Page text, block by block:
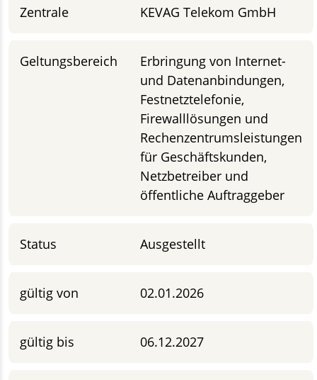
Zentrale KEVAG Telekom GmbH
Geltungsbereich
Erbringung von Internet-
und Datenanbindungen,
Festnetztelefonie,
Firewalllösungen und
Rechenzentrumsleistungen
für Geschäftskunden,
Netzbetreiber und
öffentliche Auftraggeber
Status Ausgestellt
gültig von 02.01.2026
gültig bis 06.12.2027